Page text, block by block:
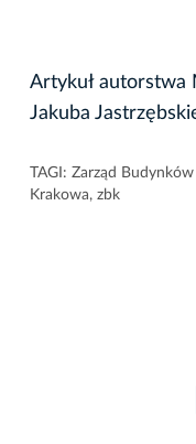
Artykuł autorstwa
Jakuba
TAGI: Zarząd
Krakowa, zbk